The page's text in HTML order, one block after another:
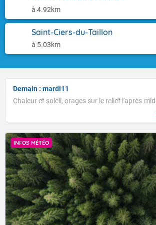
à 4.92km
Saint-Ciers-du-Taillon
à 5.03km
Demain : mardi11
Chaleur et soleil, orages sur le relief l'après-
INFOS MÉTÉO